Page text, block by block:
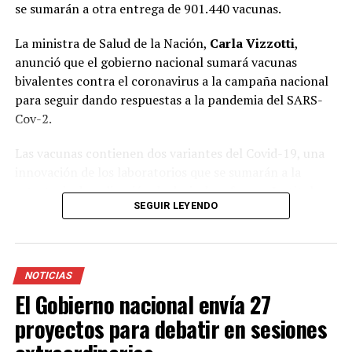
se sumarán a otra entrega de 901.440 vacunas.
La ministra de Salud de la Nación, Carla Vizzotti,
anunció que el gobierno nacional sumará vacunas
bivalentes contra el coronavirus a la campaña nacional
para seguir dando respuestas a la pandemia del SARS-
Cov-2.
Las vacunas contienen dos variantes del Covid-19, una
estrategia de aplicación de dosis de refuerzo. La titular
de la cartera sanitaria informó que en las próximas
Pfizer que se sumarán a otra entrega de 901.440
vacunas.
El envío a las provincias comenzará la semana que viene.
En ese marco, la funcionaria aclaró que durante algunas
semanas van a estar disponibles ambos tipos de vacunas,
SEGUIR LEYENDO
NOTICIAS
El Gobierno nacional envía 27
proyectos para debatir en sesiones